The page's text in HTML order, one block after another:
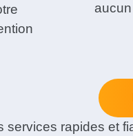
services rapides et